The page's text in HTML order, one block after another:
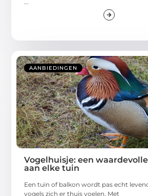
...
AANBIEDINGEN
Vogelhuisje: een
aan elke tuin
Een tuin of balkon wordt pas echt
vogels zich er thuis voelen. Met